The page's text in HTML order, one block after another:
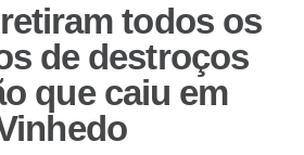
todos os
de destroços
que caiu em